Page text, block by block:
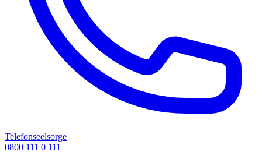
Telefonseelsorge
0800 111 0 111